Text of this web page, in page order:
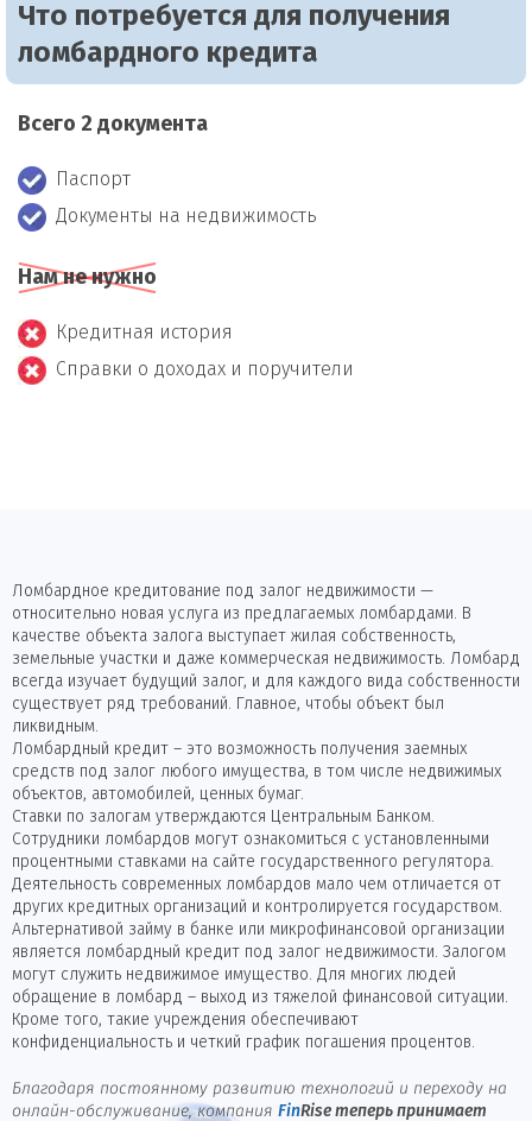
Что потребуется для получения
ломбардного кредита
Всего 2 документа
Паспорт
Документы на недвижимость
Нам не нужно
Кредитная история
Справки о доходах и поручители
Ломбардное кредитование под залог недвижимости —
относительно новая услуга из предлагаемых ломбардами. В
качестве объекта залога выступает жилая собственность,
земельные участки и даже коммерческая недвижимость. Ломбард
всегда изучает будущий залог, и для каждого вида собственности
существует ряд требований. Главное, чтобы объект был
ликвидным.
Ломбардный кредит – это возможность получения заемных
средств под залог любого имущества, в том числе недвижимых
объектов, автомобилей, ценных бумаг.
Ставки по залогам утверждаются Центральным Банком.
Сотрудники ломбардов могут ознакомиться с установленными
процентными ставками на сайте государственного регулятора.
Деятельность современных ломбардов мало чем отличается от
других кредитных организаций и контролируется государством.
Альтернативой займу в банке или микрофинансовой организации
является ломбардный кредит под залог недвижимости. Залогом
могут служить недвижимое имущество. Для многих людей
обращение в ломбард – выход из тяжелой финансовой ситуации.
Кроме того, такие учреждения обеспечивают
конфиденциальность и четкий график погашения процентов.
Благодаря постоянному развитию технологий и переходу на
онлайн-обслуживание, компания FinRise теперь принимает